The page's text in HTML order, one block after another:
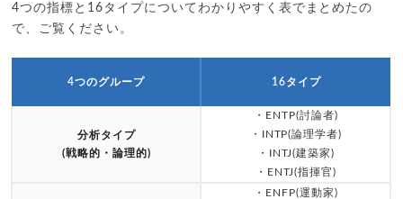
4つの指標と16タイプについてわかりやすく表でまとめたの
で、ご覧ください。
4つのグループ 16タイプ
分析タイプ
(戦略的・論理的)
・ENTP(討論者)
・INTP(論理学者)
・INTJ(建築家)
・ENTJ(指揮官)
・ENFP(運動家)